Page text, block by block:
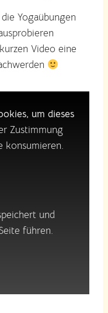
Yogaübungen
Video eine
um dieses
Zustimmung
konsumieren.
und
führen.